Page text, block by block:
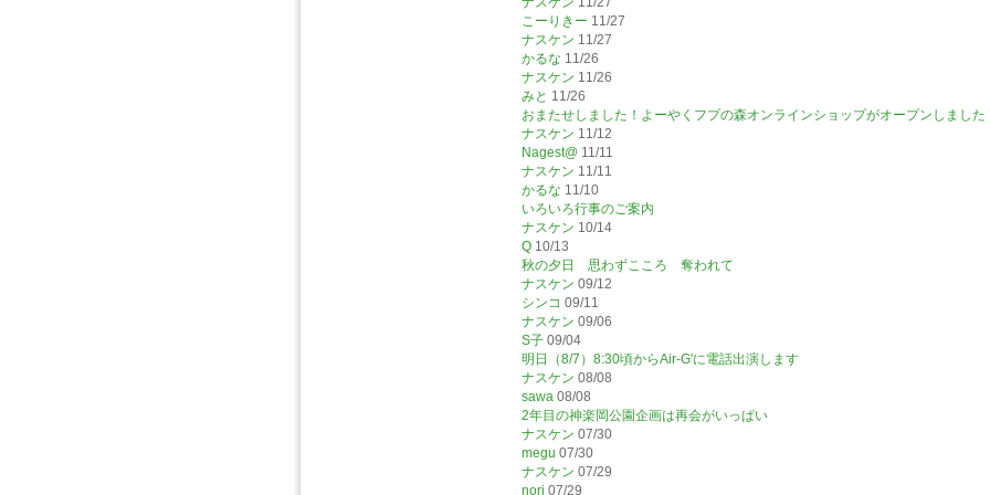
こーりきー 11/27
ナスケン 11/27
かるな 11/26
ナスケン 11/26
みと 11/26
おまたせしました！よーやくフプの森オンラインショップがオープンしました
ナスケン 11/12
Nagest@ 11/11
ナスケン 11/11
かるな 11/10
いろいろ行事のご案内
ナスケン 10/14
Q 10/13
秋の夕日 思わずこころ 奪われて
ナスケン 09/12
シンコ 09/11
ナスケン 09/06
S子 09/04
明日（8/7）8:30頃からAir-G'に電話出演します
ナスケン 08/08
sawa 08/08
2年目の神楽岡公園企画は再会がいっぱい
ナスケン 07/30
megu 07/30
ナスケン 07/29
nori 07/29